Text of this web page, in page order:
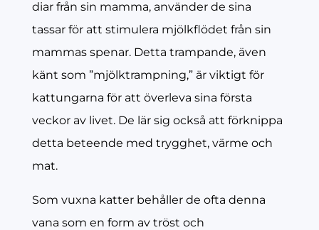
diar från sin mamma, använder de sina
tassar för att stimulera mjölkflödet från sin
mammas spenar. Detta trampande, även
känt som ”mjölktrampning,” är viktigt för
kattungarna för att överleva sina första
veckor av livet. De lär sig också att förknippa
detta beteende med trygghet, värme och
mat.
Som vuxna katter behåller de ofta denna
vana som en form av tröst och